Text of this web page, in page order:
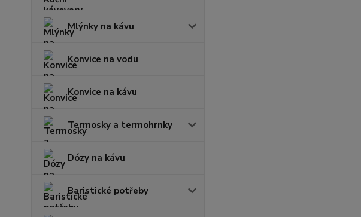
Mlýnky na kávu
Konvice na vodu
Konvice na kávu
Termosky a termohrnky
Dózy na kávu
Baristické potřeby